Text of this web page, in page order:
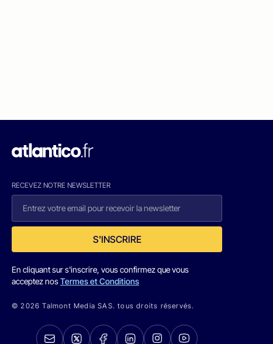
RECEVEZ NOTRE NEWSLETTER
S'INSCRIRE
En cliquant sur s'inscrire, vous confirmez que vous
acceptez nosTermes et Conditions
© 2026 Talmont Media SAS. tous droits réservés.